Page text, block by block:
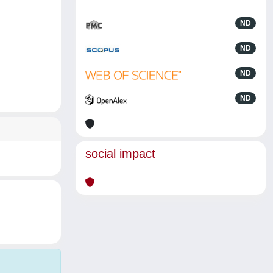
ND
ND
ND
ND
social impact